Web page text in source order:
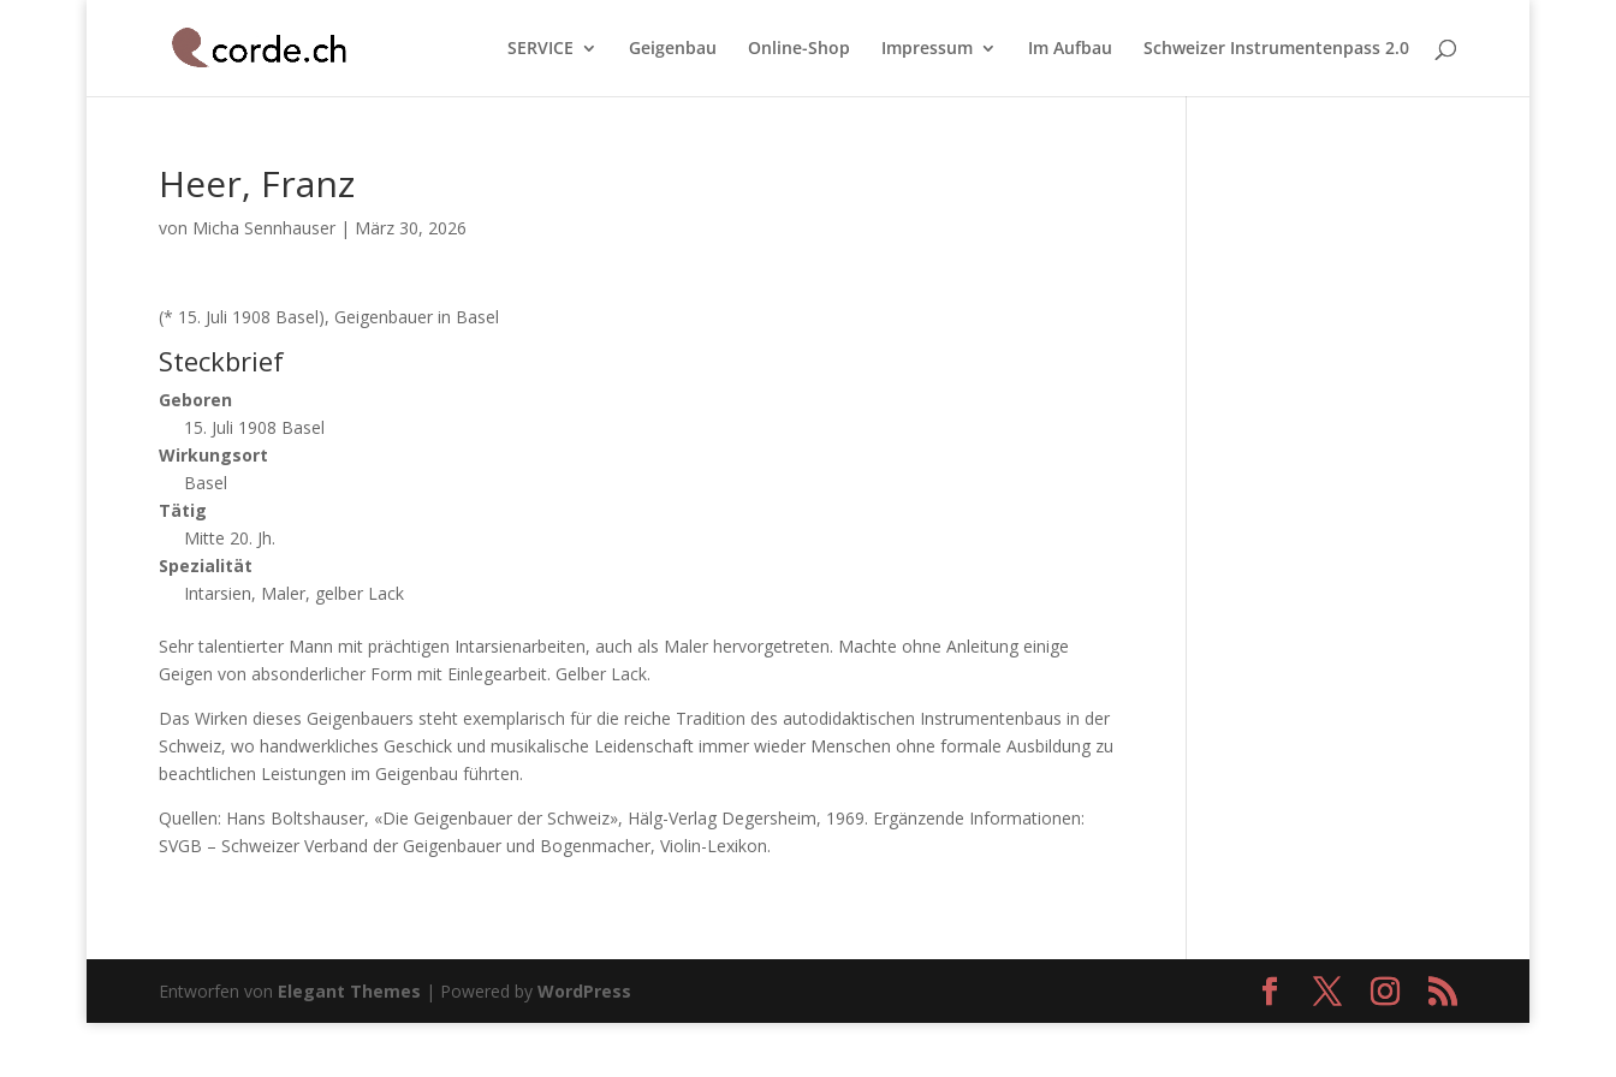
SERVICE Geigenbau Online-Shop Impressum Im Aufbau Schweizer Instrumentenpass 2.0
Heer, Franz
von Micha Sennhauser | März 30, 2026
(* 15. Juli 1908 Basel), Geigenbauer in Basel
Steckbrief
Geboren
15. Juli 1908 Basel
Wirkungsort
Basel
Tätig
Mitte 20. Jh.
Spezialität
Intarsien, Maler, gelber Lack
Sehr talentierter Mann mit prächtigen Intarsienarbeiten, auch als Maler hervorgetreten. Machte ohne Anleitung einige
Geigen von absonderlicher Form mit Einlegearbeit. Gelber Lack.
Das Wirken dieses Geigenbauers steht exemplarisch für die reiche Tradition des autodidaktischen Instrumentenbaus in der
Schweiz, wo handwerkliches Geschick und musikalische Leidenschaft immer wieder Menschen ohne formale Ausbildung zu
beachtlichen Leistungen im Geigenbau führten.
Quellen: Hans Boltshauser, «Die Geigenbauer der Schweiz», Hälg-Verlag Degersheim, 1969. Ergänzende Informationen:
SVGB – Schweizer Verband der Geigenbauer und Bogenmacher, Violin-Lexikon.
Entworfen von Elegant Themes | Powered by WordPress